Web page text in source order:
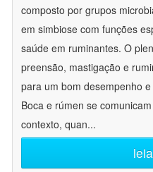
composto por grupos
em simbiose com funções
saúde em ruminantes. O
preensão, mastigação e
para um bom desempenho
Boca e rúmen se
contexto, quan...